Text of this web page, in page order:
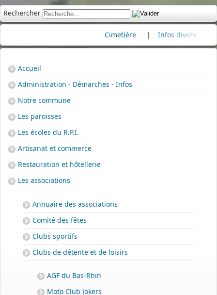
Rechercher
| Infos divers |
Accueil
Administration - Démarches - Infos
Notre commune
Les paroisses
Les écoles du R.P.I.
Artisanat et commerce
Restauration et hôtellerie
Les associations
Annuaire des associations
Comité des fêtes
Clubs sportifs
Clubs de détente et de loisirs
AGF du Bas-Rhin
Moto Club Jokers